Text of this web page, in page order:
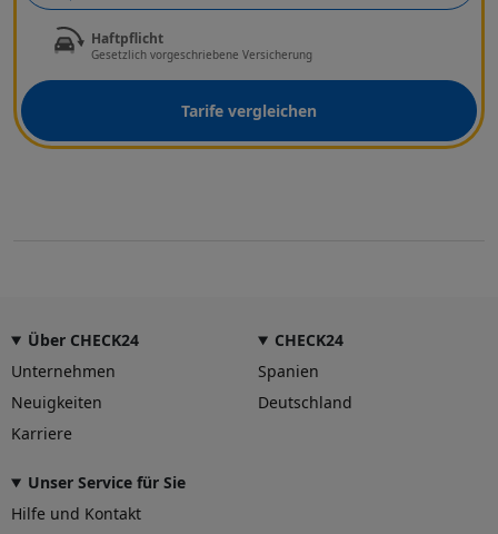
Haftpflicht
Gesetzlich vorgeschriebene Versicherung
Tarife vergleichen
Über CHECK24
Unternehmen
Neuigkeiten
Karriere
CHECK24
Spanien
Deutschland
Unser Service für Sie
Hilfe und Kontakt